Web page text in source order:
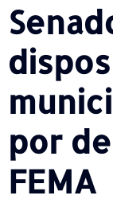
por
FEMA